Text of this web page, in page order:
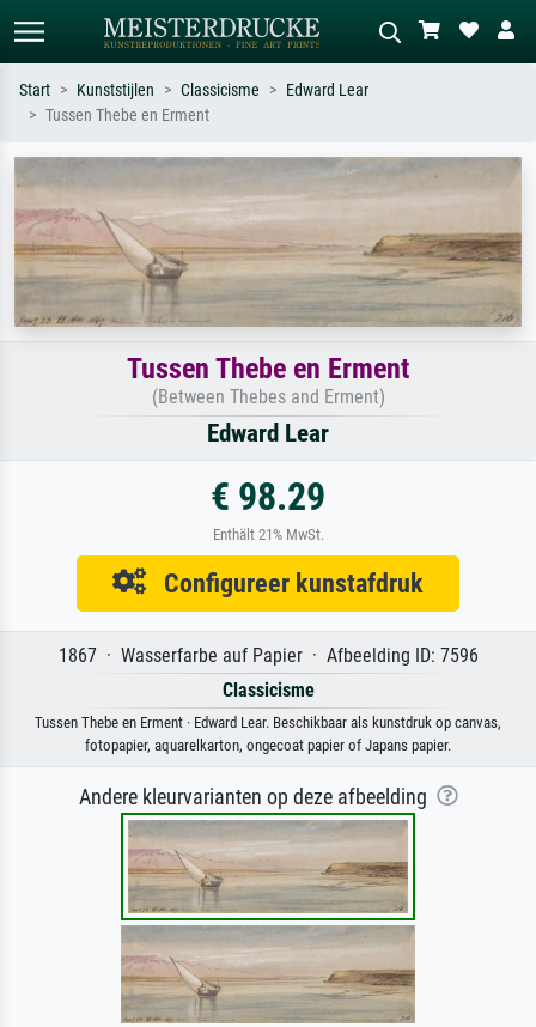
Monet, Sterrennacht, impressionisme,
Hokusai-golf, naakt.
Beschrijf de scène – bijv. groene
weide, abstract met veel rood, donker
olieverfschilderij, staand naakt naast
een boom.
Start Kunststijlen Classicisme
Edward Lear
Tussen Thebe en Erment
Tussen Thebe en Erment
(Between Thebes and Erment)
Edward Lear
€ 98.29
Enthält 21% MwSt.
Configureer kunstafdruk
1867 · Wasserfarbe auf Papier · Afbeelding ID: 7596
Classicisme
Tussen Thebe en Erment · Edward Lear. Beschikbaar als kunstdruk op canvas,
fotopapier, aquarelkarton, ongecoat papier of Japans papier.
Andere kleurvarianten op deze afbeelding